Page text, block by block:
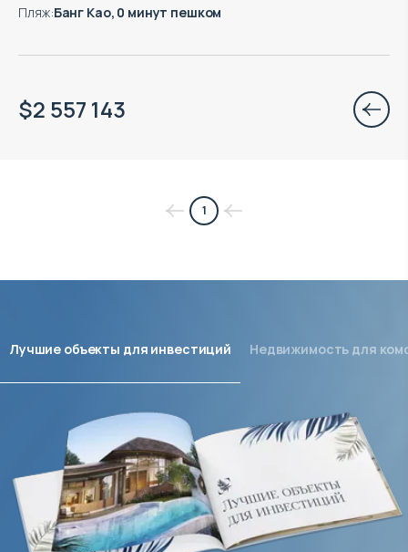
Пляж:Банг Као, 0 минут пешком
$2 557 143
1
Лучшие объекты для инвестиций Недвижимость для